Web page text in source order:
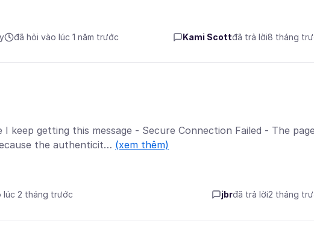
đã hỏi vào lúc 1 năm trước Kami Scottđã trả lời8 tháng
keep getting this message - Secure Connection Failed - The
the authenticit… (xem thêm)
lúc 2 tháng trước jbrđã trả lời2 tháng